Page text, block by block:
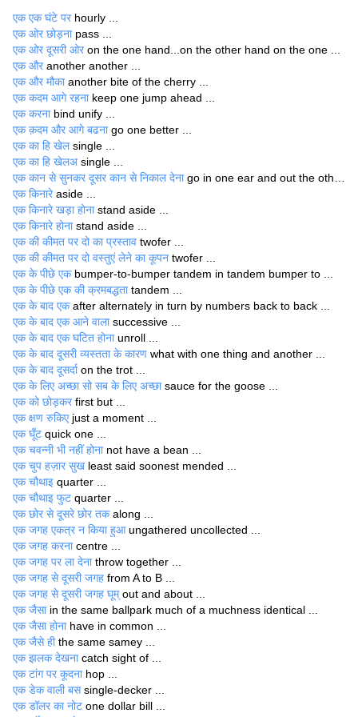
एक एक घंटे परhourly ...
एक ओर छोड़नाpass ...
एक ओर दूसरी ओरon the one hand...on the other hand on the one ...
एक औरanother another ...
एक और मौकाanother bite of the cherry ...
एक कदम आगे रहनाkeep one jump ahead ...
एक करनाbind unify ...
एक क़दम और आगे बढनाgo one better ...
एक का हि खेलsingle ...
एक का हि खेलअ single ...
एक कान से सुनकर दूसर कान से निकाल देनाgo in one ear and out the other ...
एक किनारेaside ...
एक किनारे खड़ा होनाstand aside ...
एक किनारे होनाstand aside ...
एक की कीमत पर दो का प्रस्ताव twofer ...
एक की कीमत पर दो वस्तुएं लेने का कूपन twofer ...
एक के पीछे एकbumper-to-bumper tandem in tandem bumper to ...
एक के पीछे एक की क्रमबद्धताtandem ...
एक के बाद एकafter alternately in turn by numbers back to back ...
एक के बाद एक आने वालाsuccessive ...
एक के बाद एक घटित होनाunroll ...
एक के बाद दूसरी व्यस्तता के कारण what with one thing and another ...
एक के बाद दूसर्दाon the trot ...
एक के लिए अच्छा सो सब के लिए अच्छाsauce for the goose ...
एक को छोड़करfirst but ...
एक क्षण रुकिए just a moment ...
एक घूँट quick one ...
एक चवन्नी भी नहीं होनाnot have a bean ...
एक चुप हज़ार सुख least said soonest mended ...
एक चौथाइ quarter ...
एक चौथाइ फुट quarter ...
एक छोर से दूसरे छोर तकalong ...
एक जगह एकत्र न किया हुआungathered uncollected ...
एक जगह करनाcentre ...
एक जगह पर ला देनाthrow together ...
एक जगह से दूसरी जगह from A to B ...
एक जगह से दूसरी जगह घूम्out and about ...
एक जैसाin the same ballpark much of a muchness identical ...
एक जैसा होनाhave in common ...
एक जैसे हीthe same samey ...
एक झलक देखनाcatch sight of ...
एक टांग पर कूदनाhop ...
एक डेक वाली बसsingle-decker ...
एक डॉलर का नोट one dollar bill ...